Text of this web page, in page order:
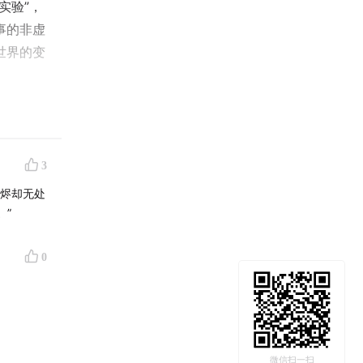
验”，
的非虚
界的变
3
却无处
”
0
微信扫一扫